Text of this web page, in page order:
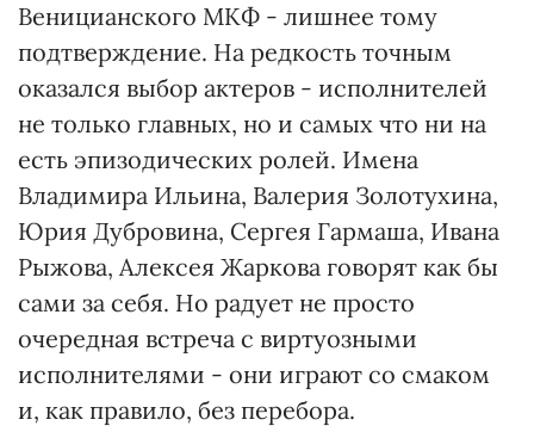
Веницианского МКФ - лишнее тому
подтверждение. На редкость точным
оказался выбор актеров - исполнителей
не только главных, но и самых что ни на
есть эпизодических ролей. Имена
Владимира Ильина, Валерия Золотухина,
Юрия Дубровина, Сергея Гармаша, Ивана
Рыжова, Алексея Жаркова говорят как бы
сами за себя. Но радует не просто
очередная встреча с виртуозными
исполнителями - они играют со смаком
и, как правило, без перебора.